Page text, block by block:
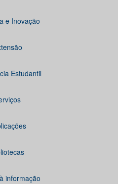
e Inovação
Estudantil
informação